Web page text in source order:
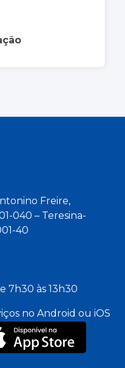
Freire,
040 – Teresina-
40
7h30 às 13h30
no Android ou iOS